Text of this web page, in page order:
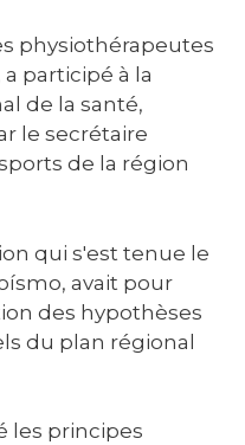
physiothérapeutes
participé à la
de la santé,
le secrétaire
de la région
qui s'est tenue le
avait pour
des hypothèses
du plan régional
les principes